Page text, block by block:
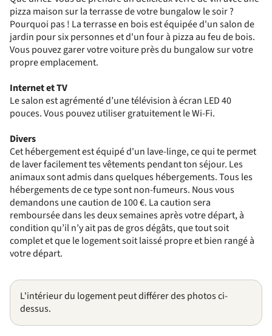
pizza maison sur la terrasse de votre bungalow le soir ?
Pourquoi pas ! La terrasse en bois est équipée d'un salon de
jardin pour six personnes et d'un four à pizza au feu de bois.
Vous pouvez garer votre voiture près du bungalow sur votre
propre emplacement.
Internet et TV
Le salon est agrémenté d’une télévision à écran LED 40
pouces. Vous pouvez utiliser gratuitement le Wi-Fi.
Divers
Cet hébergement est équipé d'un lave-linge, ce qui te permet
de laver facilement tes vêtements pendant ton séjour. Les
animaux sont admis dans quelques hébergements. Tous les
hébergements de ce type sont non-fumeurs. Nous vous
demandons une caution de 100 €. La caution sera
remboursée dans les deux semaines après votre départ, à
condition qu’il n’y ait pas de gros dégâts, que tout soit
complet et que le logement soit laissé propre et bien rangé à
votre départ.
L'intérieur du logement peut différer des photos ci-
dessus.